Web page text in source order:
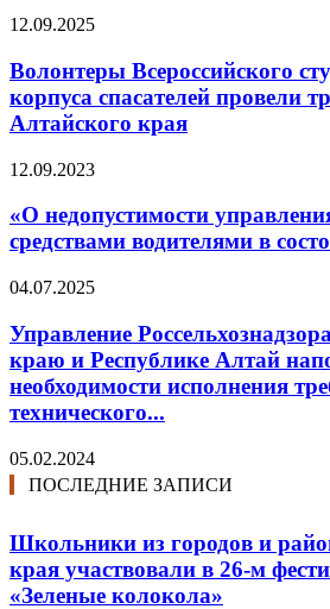
12.09.2025
Волонтеры Всероссийского
корпуса спасателей провели
Алтайского края
12.09.2023
«О недопустимости
средствами водителями в
04.07.2025
Управление
краю и Республике Алтай
необходимости исполнения
технического...
05.02.2024
ПОСЛЕДНИЕ ЗАПИСИ
Школьники из городов и
края участвовали в 26-м
«Зеленые колокола»